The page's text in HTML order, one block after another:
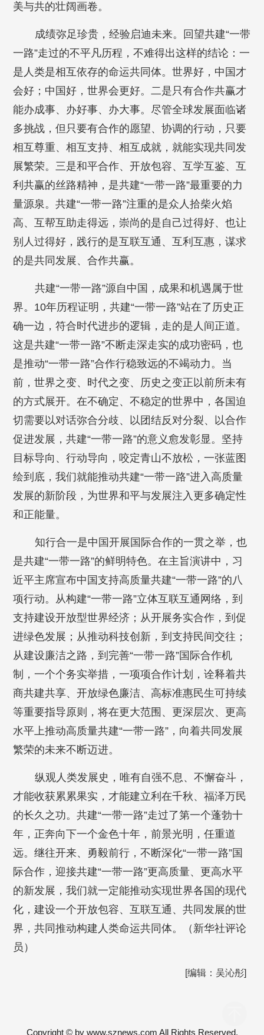
美与共的壮阔画卷。
成绩弥足珍贵，经验启迪未来。回望共建“一带
一路”走过的不平凡历程，不难得出这样的结论：一
是人类是相互依存的命运共同体。世界好，中国才
会好；中国好，世界会更好。二是只有合作共赢才
能办成事、办好事、办大事。尽管全球发展面临诸
多挑战，但只要有合作的愿望、协调的行动，只要
相互尊重、相互支持、相互成就，就能实现共同发
展繁荣。三是和平合作、开放包容、互学互鉴、互
利共赢的丝路精神，是共建“一带一路”最重要的力
量源泉。共建“一带一路”注重的是众人拾柴火焰
高、互帮互助走得远，崇尚的是自己过得好、也让
别人过得好，践行的是互联互通、互利互惠，谋求
的是共同发展、合作共赢。
共建“一带一路”源自中国，成果和机遇属于世
界。10年历程证明，共建“一带一路”站在了历史正
确一边，符合时代进步的逻辑，走的是人间正道。
这是共建“一带一路”不断走深走实的成功密码，也
是推动“一带一路”合作行稳致远的不竭动力。当
前，世界之变、时代之变、历史之变正以前所未有
的方式展开。在不确定、不稳定的世界中，各国迫
切需要以对话弥合分歧、以团结反对分裂、以合作
促进发展，共建“一带一路”的意义愈发彰显。坚持
目标导向、行动导向，咬定青山不放松，一张蓝图
绘到底，我们就能推动共建“一带一路”进入高质量
发展的新阶段，为世界和平与发展注入更多确定性
和正能量。
知行合一是中国开展国际合作的一贯之举，也
是共建“一带一路”的鲜明特色。在主旨演讲中，习
近平主席宣布中国支持高质量共建“一带一路”的八
项行动。从构建“一带一路”立体互联互通网络，到
支持建设开放型世界经济；从开展务实合作，到促
进绿色发展；从推动科技创新，到支持民间交往；
从建设廉洁之路，到完善“一带一路”国际合作机
制，一个个务实举措，一项项合作计划，诠释着共
商共建共享、开放绿色廉洁、高标准惠民生可持续
等重要指导原则，将在更大范围、更深层次、更高
水平上推动高质量共建“一带一路”，向着共同发展
繁荣的未来不断迈进。
纵观人类发展史，唯有自强不息、不懈奋斗，
才能收获累累果实，才能建立利在千秋、福泽万民
的长久之功。共建“一带一路”走过了第一个蓬勃十
年，正奔向下一个金色十年，前景光明，任重道
远。继往开来、勇毅前行，不断深化“一带一路”国
际合作，迎接共建“一带一路”更高质量、更高水平
的新发展，我们就一定能推动实现世界各国的现代
化，建设一个开放包容、互联互通、共同发展的世
界，共同推动构建人类命运共同体。（新华社评论
员 ）
[编辑：吴沁彤]
Copyright © by www.sznews.com All Rights Reserved.